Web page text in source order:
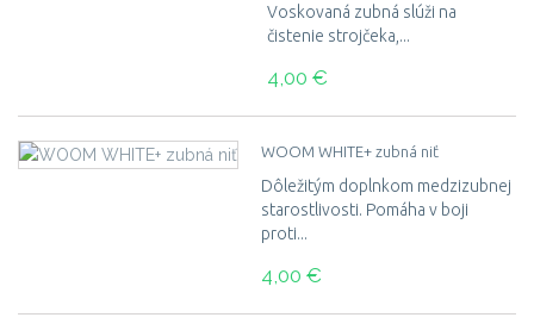
Voskovaná zubná slúži na
čistenie strojčeka,...
4,00 €
WOOM WHITE+ zubná niť
Dôležitým doplnkom medzizubnej
starostlivosti. Pomáha v boji
proti...
4,00 €